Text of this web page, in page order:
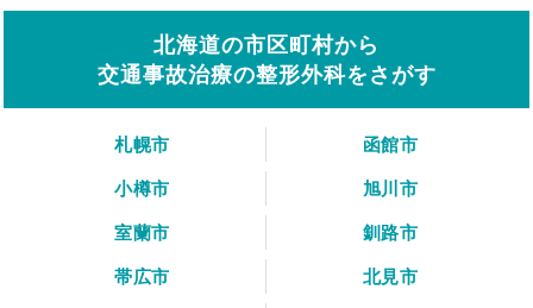
北海道の市区町村から
交通事故治療の整形外科をさがす
札幌市
函館市
小樽市
旭川市
室蘭市
釧路市
帯広市
北見市